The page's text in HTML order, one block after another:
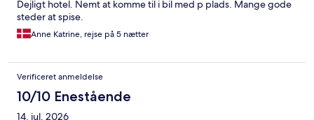
Dejligt hotel. Nemt at komme til i bil med p plads. Mange gode
steder at spise.
Anne Katrine, rejse på 5 nætter
Verificeret anmeldelse
10/10 Enestående
14. jul. 2026